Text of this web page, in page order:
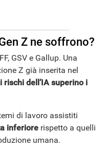
Z ne soffrono?
GSV e Gallup. Una
Z già inserita nel
i rischi dell’IA superino i
di lavoro assistiti
inferiore rispetto a quelli
umana.